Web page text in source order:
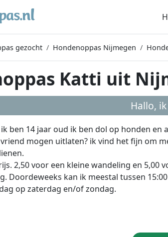
gezocht Hondenoppas Nijmegen
Katti uit
Hallo,
ben 14 jaar oud ik ben dol op honden en
mogen uitlaten? ik vind het fijn om
2,50 voor een kleine wandeling en 5,00
Doordeweeks kan ik meestal tussen
op zaterdag en/of zondag.